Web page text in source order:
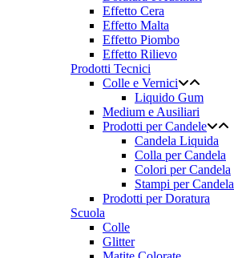
Effetto Cera
Effetto Malta
Effetto Piombo
Effetto Rilievo
Prodotti Tecnici
Colle e Vernici
Liquido Gum
Medium e Ausiliari
Prodotti per Candele
Candela Liquida
Colla per Candela
Colori per Candela
Stampi per Candela
Prodotti per Doratura
Scuola
Colle
Glitter